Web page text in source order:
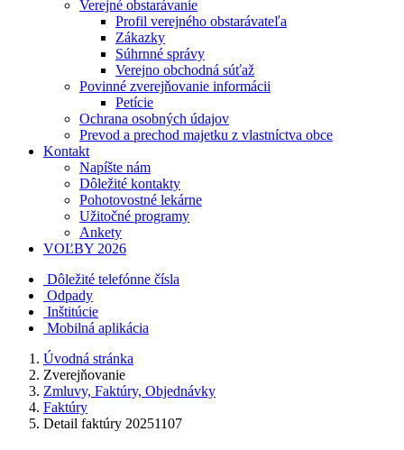
Verejné obstarávanie
Profil verejného obstarávateľa
Zákazky
Súhrnné správy
Verejno obchodná súťaž
Povinné zverejňovanie informácii
Petície
Ochrana osobných údajov
Prevod a prechod majetku z vlastníctva obce
Kontakt
Napíšte nám
Dôležité kontakty
Pohotovostné lekárne
Užitočné programy
Ankety
VOĽBY 2026
Dôležité telefónne čísla
Odpady
Inštitúcie
Mobilná aplikácia
Úvodná stránka
Zverejňovanie
Zmluvy, Faktúry, Objednávky
Faktúry
Detail faktúry 20251107